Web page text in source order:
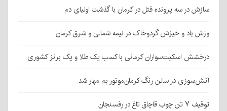
سازش در سه پرونده قتل در کرمان با گذشت اولیای دم
وزش باد و خیزش گردوخاک در نیمه شمالی و شرق کرمان
درخشش اسکیت‌سواران کرمانی با کسب یک طلا و یک برنز کشوری
آتش‌سوزی در سالن رنگ کرمان‌موتور بم مهار شد
توقیف ۷ تن چوب قاچاق تاغ در رفسنجان